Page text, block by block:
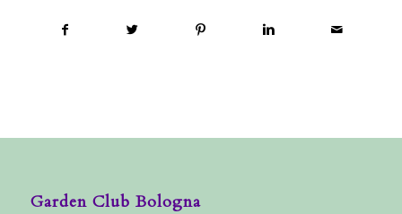
Garden Club Bologna